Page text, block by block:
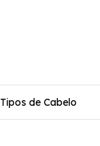
Tipos de Cabelo